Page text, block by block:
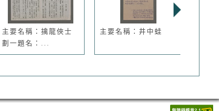
主要名稱：擒龍俠士
劃一題名：...
主要名稱：井中蛙